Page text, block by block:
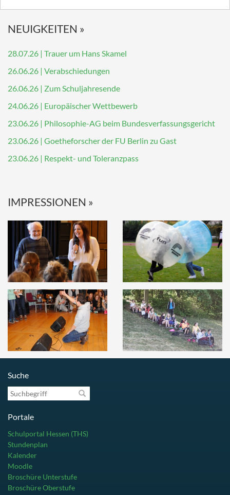
NEUIGKEITEN »
28.07.26 | Trauer um Hans Skamel
26.06.26 | Verabschiedungen
26.06.26 | Zum Schuljahresende
24.06.26 | Europäischer Wettbewerb
23.06.26 | Philosophie-AG beim Bundesverfassungsgericht
23.06.26 | Goetheforscher der FU Berlin zu Gast
23.06.26 | Respekt- und Toleranzpass
IMPRESSIONEN »
Suche
Suchbegriff
Portale
Schulportal Hessen (THS)
Stundenplan
Kalender
Moodle
Broschüre Unterstufe
Broschüre Oberstufe